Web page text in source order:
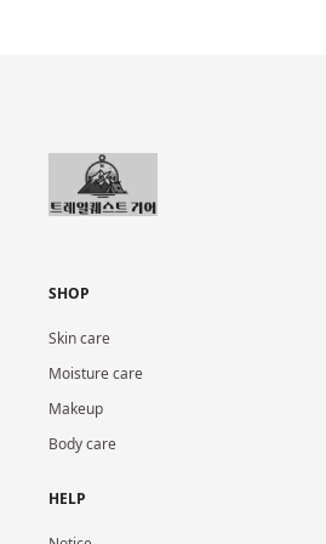
SHOP
Skin care
Moisture care
Makeup
Body care
HELP